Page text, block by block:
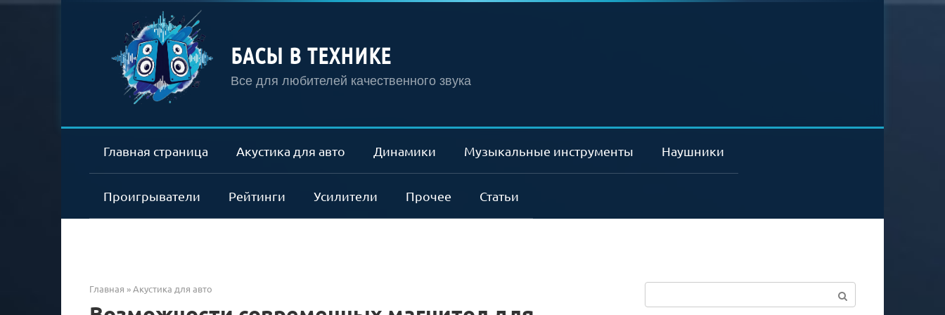
БАСЫ В ТЕХНИКЕ
Все для любителей качественного звука
Главная страница Акустика для авто Динамики Музыкальные инструменты Наушники
Проигрыватели Рейтинги Усилители Прочее Статьи
Главная »Акустика для авто